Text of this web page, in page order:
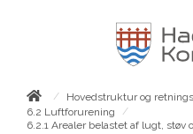
/ Hovedstruktur og
6.2 Luftforurening
/
6.2.1 Arealer belastet af lugt, støv